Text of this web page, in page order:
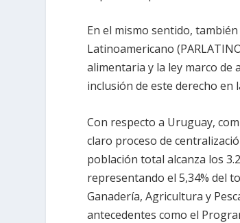
En el mismo sentido,
Latinoamericano
alimentaria y la ley marco
inclusión de este derecho en
Con respecto a Uruguay,
claro proceso de
población total alcanza los
representando el 5,34% del
Ganadería, Agricultura y
antecedentes como el